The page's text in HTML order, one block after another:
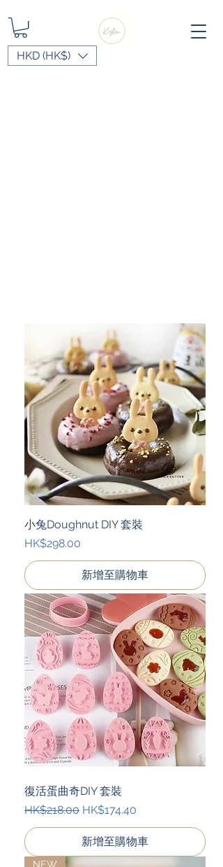
HKD (HK$)
小兔Doughnut DIY 套裝
價格
HK$298.00
新增至購物車
復活蛋曲奇DIY 套裝
一般價格
HK$218.00 促銷價格
HK$174.40
新增至購物車
NEW